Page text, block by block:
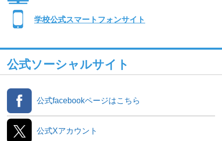
学校公式スマートフォンサイト
公式ソーシャルサイト
公式facebookページはこちら
公式Xアカウント